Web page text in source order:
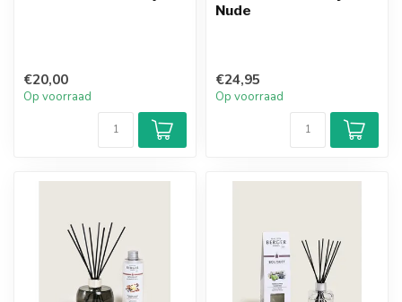
€20,00
Op voorraad
Nude
€24,95
Op voorraad